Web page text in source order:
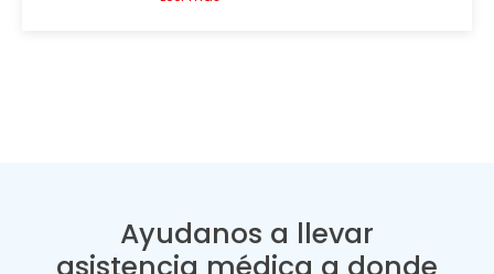
Ayudanos a llevar